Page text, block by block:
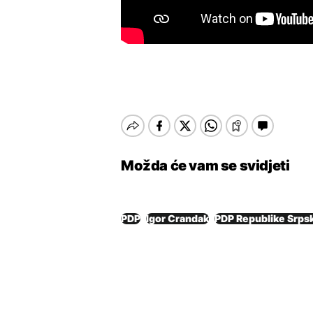
Možda će vam se svidjeti
PDP Igor Crandak PDP Republike